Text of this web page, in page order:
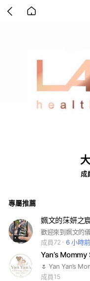
back
成
專屬推薦
姵文的莯妍之
成員72
6 小時前
Yan’s
成員15